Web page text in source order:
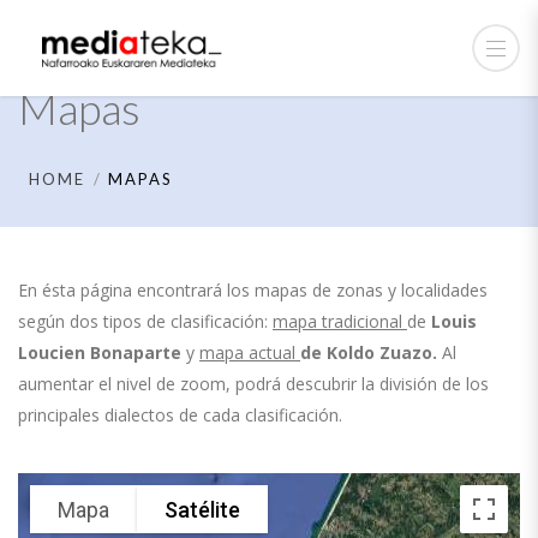
Mapas
HOME MAPAS
En ésta página encontrará los mapas de zonas y localidades
según dos tipos de clasificación: mapa tradicional de Louis
Loucien Bonaparte y mapa actual de Koldo Zuazo. Al
aumentar el nivel de zoom, podrá descubrir la división de los
principales dialectos de cada clasificación.
Mapa Satélite